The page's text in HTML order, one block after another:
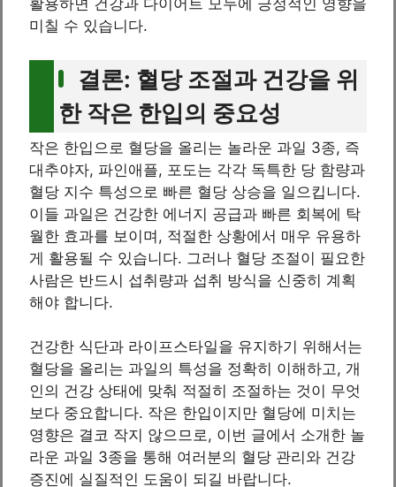
활용하면 건강과 다이어트 모두에 긍정적인 영향을
미칠 수 있습니다.
결론: 혈당 조절과 건강을 위
한 작은 한입의 중요성
작은 한입으로 혈당을 올리는 놀라운 과일 3종, 즉
대추야자, 파인애플, 포도는 각각 독특한 당 함량과
혈당 지수 특성으로 빠른 혈당 상승을 일으킵니다.
이들 과일은 건강한 에너지 공급과 빠른 회복에 탁
월한 효과를 보이며, 적절한 상황에서 매우 유용하
게 활용될 수 있습니다. 그러나 혈당 조절이 필요한
사람은 반드시 섭취량과 섭취 방식을 신중히 계획
해야 합니다.
건강한 식단과 라이프스타일을 유지하기 위해서는
혈당을 올리는 과일의 특성을 정확히 이해하고, 개
인의 건강 상태에 맞춰 적절히 조절하는 것이 무엇
보다 중요합니다. 작은 한입이지만 혈당에 미치는
영향은 결코 작지 않으므로, 이번 글에서 소개한 놀
라운 과일 3종을 통해 여러분의 혈당 관리와 건강
증진에 실질적인 도움이 되길 바랍니다.